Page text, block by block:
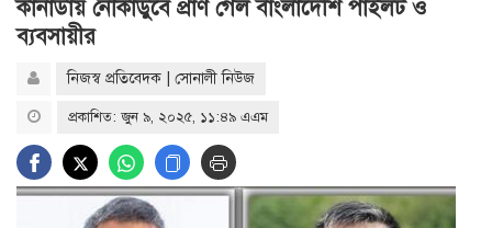
কানাডায় নৌকাডুবে প্রাণ গেল বাংলাদেশি পাইলট ও
ব্যবসায়ীর
নিজস্ব প্রতিবেদক | সোনালী নিউজ
প্রকাশিত: জুন ৯, ২০২৫, ১১:৪৯ এএম